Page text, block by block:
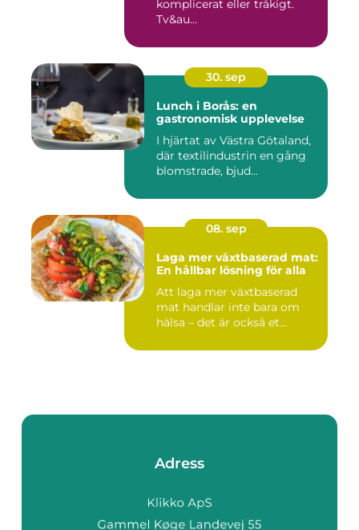
komplicerat eller tråkigt.
Tv&au...
30. sep
Lunch i Borås: en
gastronomisk upplevelse
I hjärtat av Västra Götaland,
där textilindustrin en gång
blomstrade, bjud...
08. sep
Laga mer växtbaserad mat:
En hållbar lösning för alla
Att laga mer växtbaserad
mat handlar inte bara om
hälsa – det är också et...
Adress